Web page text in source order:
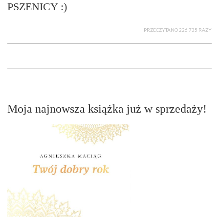
PSZENICY :)
PRZECZYTANO 226 735 RAZY
Moja najnowsza książka już w sprzedaży!